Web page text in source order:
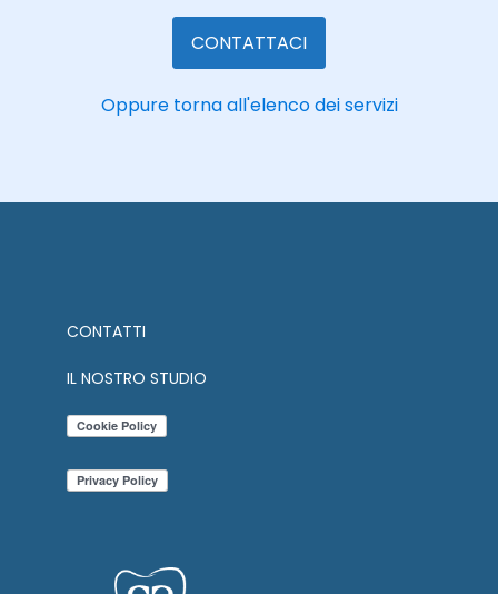
CONTATTACI
Oppure torna all'elenco dei servizi
CONTATTI
IL NOSTRO STUDIO